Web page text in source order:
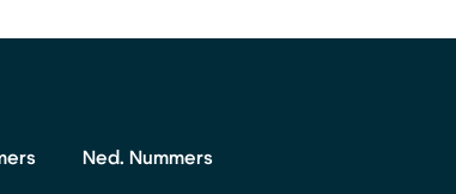
Ned. Nummers